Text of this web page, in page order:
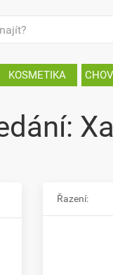
KOSMETIKA
Řazení: